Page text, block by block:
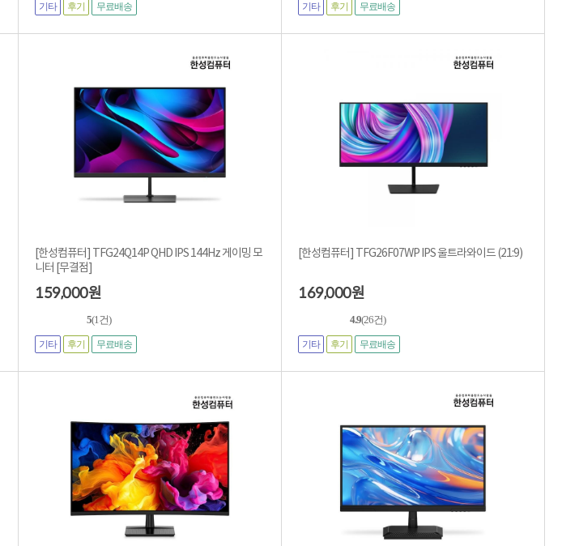
무료배송
기타 후기 무료배송
기타 후기
[한성컴퓨터] TFG24Q14P QHD IPS 144Hz 게이밍 모
니터 [무결점]
159,000원
5(1건)
무료배송
기타 후기
[한성컴퓨터] TFG26F07WP IPS 울트라와이드 (21:9)
169,000원
4.9(26건)
무료배송
기타 후기